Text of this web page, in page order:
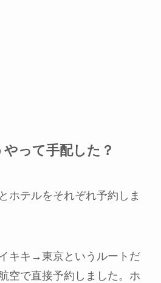
って手配した？
ホテルをそれぞれ予約しま
キキ→東京というルートだ
空で直接予約しました。ホ